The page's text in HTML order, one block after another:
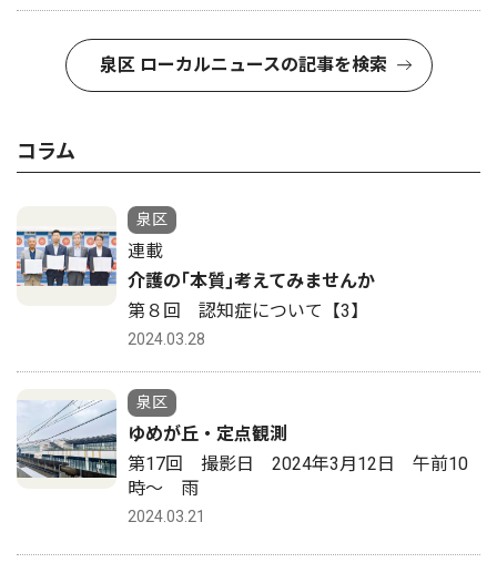
泉区 ローカルニュースの記事を検索
コラム
泉区
連載
介護の｢本質｣考えてみませんか
第８回 認知症について【3】
2024.03.28
泉区
ゆめが丘・定点観測
第17回 撮影日 2024年3月12日 午前10
時〜 雨
2024.03.21